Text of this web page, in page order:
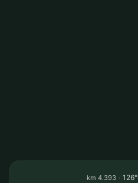
126°
4.393 km